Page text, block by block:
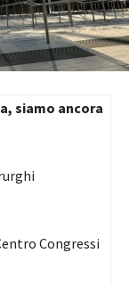
siamo ancora
Congressi